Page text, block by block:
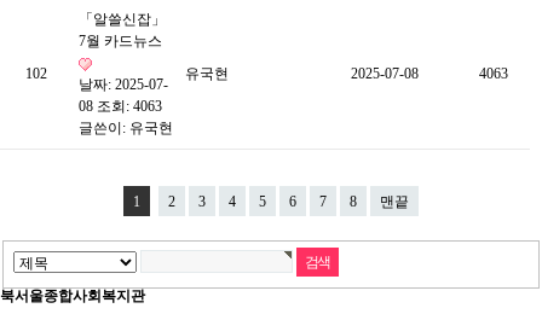
102
「알쓸신잡」
7월 카드뉴스
날짜: 2025-07-
08 조회: 4063
글쓴이: 유국현
유국현 2025-07-08 4063
1 2 3 4 5 6 7 8 맨끝
북서울종합사회복지관